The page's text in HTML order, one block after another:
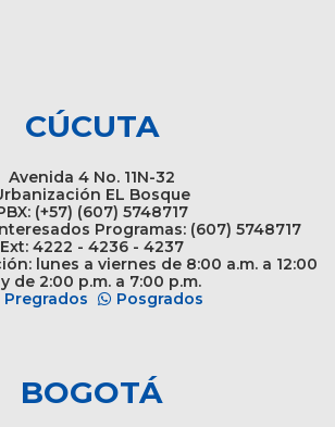
CÚCUTA
Avenida 4 No. 11N-32
EL Bosque
(+57) (607) 5748717
Programas: (607) 5748717
Ext: 4222 - 4236 - 4237
lunes a viernes de 8:00 a.m. a 12:00
de 2:00 p.m. a 7:00 p.m.
Pregrados
Posgrados
BOGOTÁ